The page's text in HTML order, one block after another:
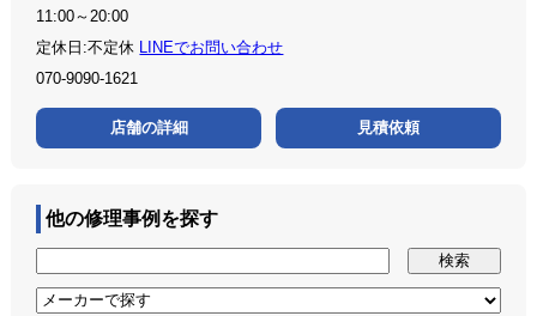
11:00～20:00
定休日:不定休
LINEでお問い合わせ
070-9090-1621
店舗の詳細 見積依頼
他の修理事例を探す